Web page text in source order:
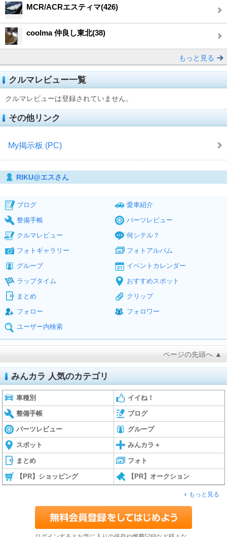
MCR/ACRエスティマ(426)
coolma 仲良し東北(38)
もっと見る
クルマレビュー一覧
クルマレビューは登録されていません。
その他リンク
My掲示板 (PC)
RIKU@エスさん
ブログ
愛車紹介
整備手帳
パーツレビュー
クルマレビュー
何シテル？
フォトギャラリー
フォトアルバム
グループ
イベントカレンダー
ラップタイム
おすすめスポット
まとめ
クリップ
フォロー
フォロワー
ユーザー内検索
ページの先頭へ ▲
みんカラ 人気のカテゴリ
車種別 イイね！
整備手帳 ブログ
パーツレビュー グループ
スポット みんカラ＋
まとめ フォト
【PR】ショッピング 【PR】オークション
もっと見る